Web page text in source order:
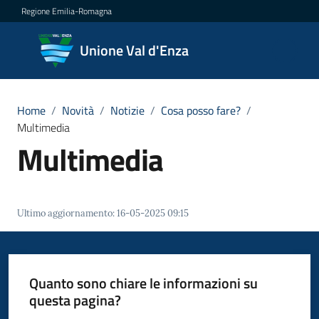
Vai al contenuto
Vai alla navigazione
Vai al footer
Regione Emilia-Romagna
Unione Val d'Enza
Unione
Val
Amministrazione
Menu selezionato
Servizi
Val
Home / Novità / Notizie / Cosa posso fare? /
Multimedia
Multimedia
Ultimo aggiornamento:16-05-2025 09:15
Quanto sono chiare le informazioni su
questa pagina?